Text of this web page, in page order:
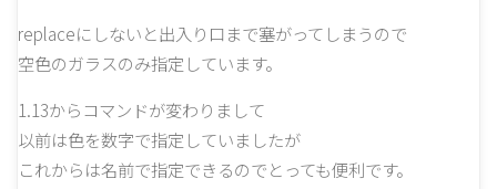
replaceにしないと出入り口まで塞がってしまうので
空色のガラスのみ指定しています。
1.13からコマンドが変わりまして
以前は色を数字で指定していましたが
これからは名前で指定できるのでとっても便利です。